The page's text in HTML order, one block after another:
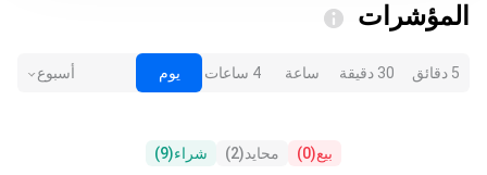
المؤشرات
5 دقائق 30 دقيقة ساعة 4 ساعات يوم أسبوع
بيع(
0
) محايد(
2
) شراء(
9
)